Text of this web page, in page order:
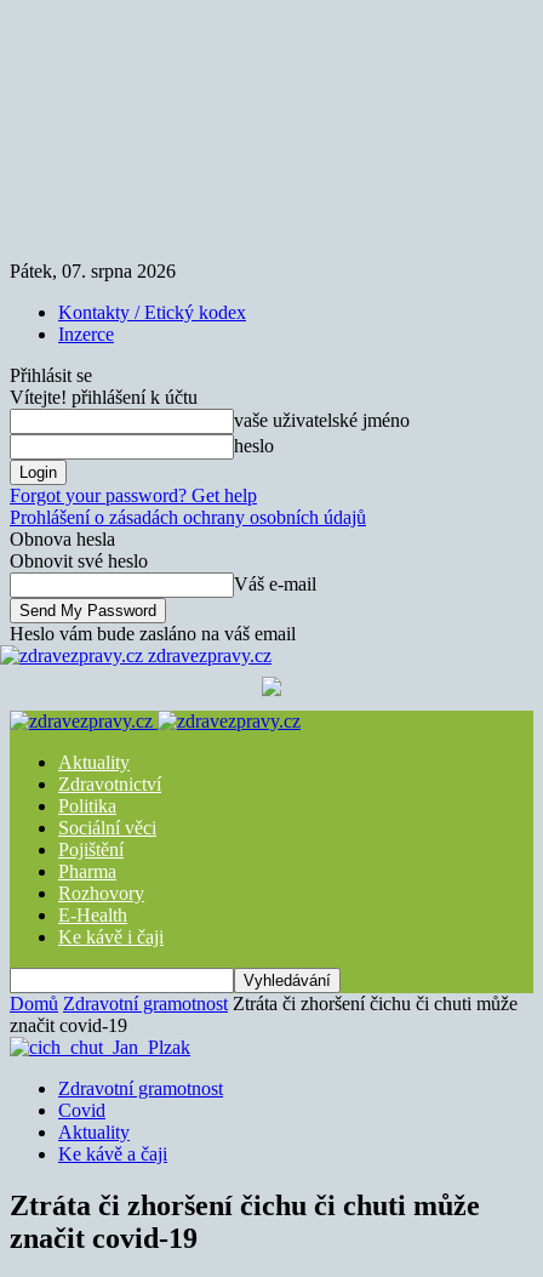
Pátek, 07. srpna 2026
Kontakty / Etický kodex
Inzerce
Přihlásit se
Vítejte! přihlášení k účtu
vaše uživatelské jméno
heslo
Forgot your password? Get help
Prohlášení o zásadách ochrany osobních údajů
Obnova hesla
Obnovit své heslo
Váš e-mail
Heslo vám bude zasláno na váš email
zdravezpravy.cz
Aktuality
Zdravotnictví
Politika
Sociální věci
Pojištění
Pharma
Rozhovory
E-Health
Ke kávě i čaji
Domů Zdravotní gramotnost Ztráta či zhoršení čichu či chuti může
značit covid-19
Zdravotní gramotnost
Covid
Aktuality
Ke kávě a čaji
Ztráta či zhoršení čichu či chuti může
značit covid-19